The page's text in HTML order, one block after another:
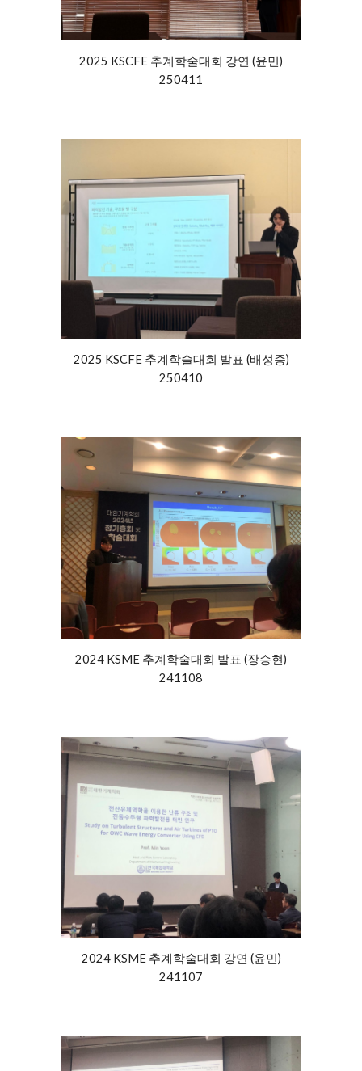
2025 KSCFE 추계학술대회 강연 (윤민)
250411
2025 KSCFE 추계학술대회 발표 (배성종)
250410
2024 KSME 추계학술대회 발표 (장승현)
241108
2024 KSME 추계학술대회 강연 (윤민)
241107